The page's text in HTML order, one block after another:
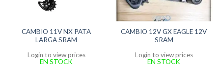
CAMBIO 11V NX PATA
LARGA SRAM
Login to view prices
EN STOCK
CAMBIO 12V GX EAGLE 12V
SRAM
Login to view prices
EN STOCK